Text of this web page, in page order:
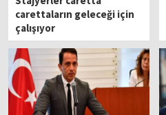
carettaların geleceği için
çalışıyor